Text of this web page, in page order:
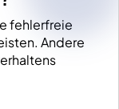
fehlerfreie
Andere